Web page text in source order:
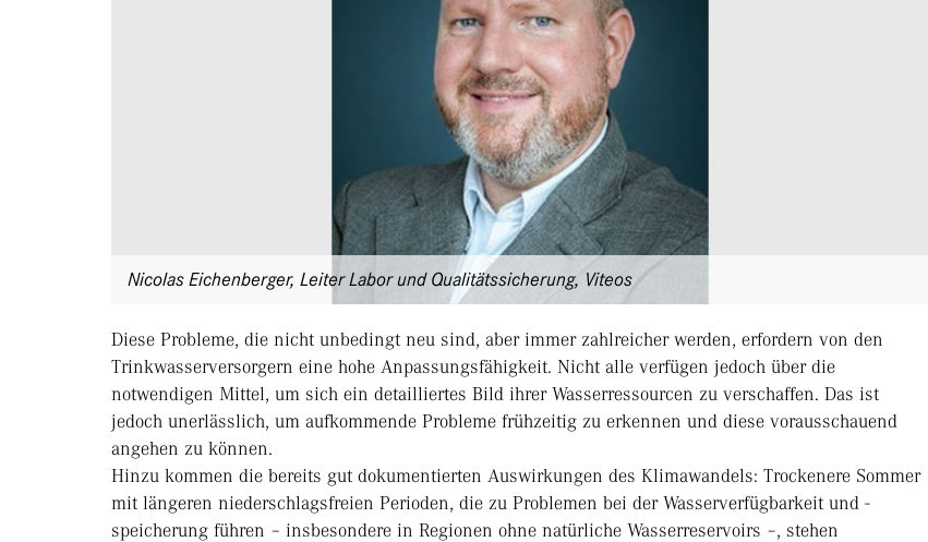
Nicolas Eichenberger, Leiter Labor und Qualitätssicherung, Viteos
Diese Probleme, die nicht unbedingt neu sind, aber immer zahlreicher werden, erfordern von den
Trinkwasserversorgern eine hohe Anpassungsfähigkeit. Nicht alle verfügen jedoch über die
notwendigen Mittel, um sich ein detailliertes Bild ihrer Wasserressourcen zu verschaffen. Das ist
jedoch unerlässlich, um aufkommende Probleme frühzeitig zu erkennen und diese vorausschauend
angehen zu können.
Hinzu kommen die bereits gut dokumentierten Auswirkungen des Klimawandels: Trockenere Sommer
mit längeren niederschlagsfreien Perioden, die zu Problemen bei der Wasserverfügbarkeit und -
speicherung führen – insbesondere in Regionen ohne natürliche Wasserreservoirs –, stehen